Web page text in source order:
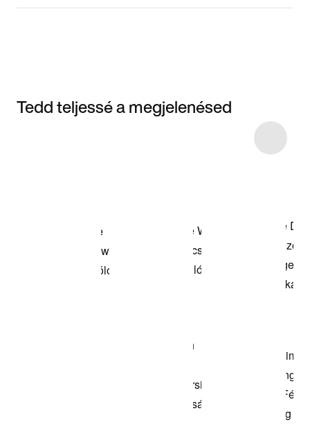
Tedd teljessé a megjelenésed